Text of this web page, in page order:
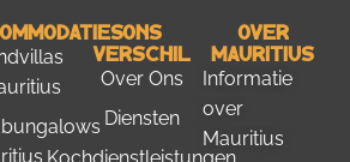
Ons
Verschil
Over Ons
Diensten
Over
Mauritius
Informatie
over
Mauritius